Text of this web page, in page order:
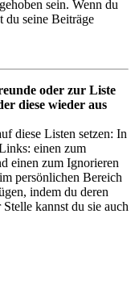
sein. Wenn du
du seine Beiträge
oder zur Liste
diese wieder aus
diese Listen setzen: In
einen zum
einen zum Ignorieren
persönlichen Bereich
indem du deren
kannst du sie auch